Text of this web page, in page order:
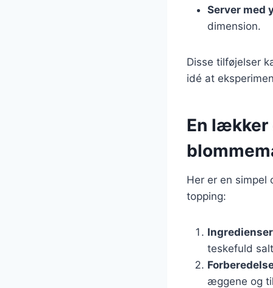
Server med
dimension.
Disse tilføjelser
idé at
En lækker
Her er en simpel
topping:
Ingredienser
teskefuld
æggene og